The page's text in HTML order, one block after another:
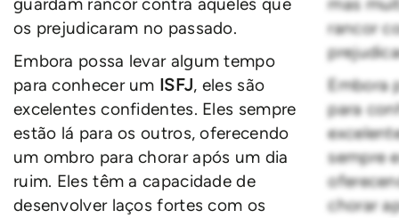
os prejudicaram no passado.
Embora possa levar algum tempo
para conhecer um ISFJ, eles são
excelentes confidentes. Eles sempre
estão lá para os outros, oferecendo
um ombro para chorar após um dia
ruim. Eles têm a capacidade de
desenvolver laços fortes com os
rancor
Embora
para
sempre
chorar